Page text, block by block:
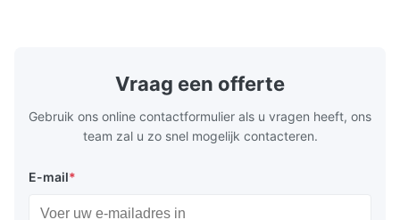
layout, it integrates turning, drilling and
boring for multi-process machining. Ideal
Vraag een offerte
Gebruik ons online contactformulier als u vragen heeft, ons
team zal u zo snel mogelijk contacteren.
E-mail*